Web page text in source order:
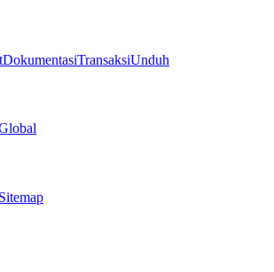
DokumentasiTransaksiUnduh
Sitemap